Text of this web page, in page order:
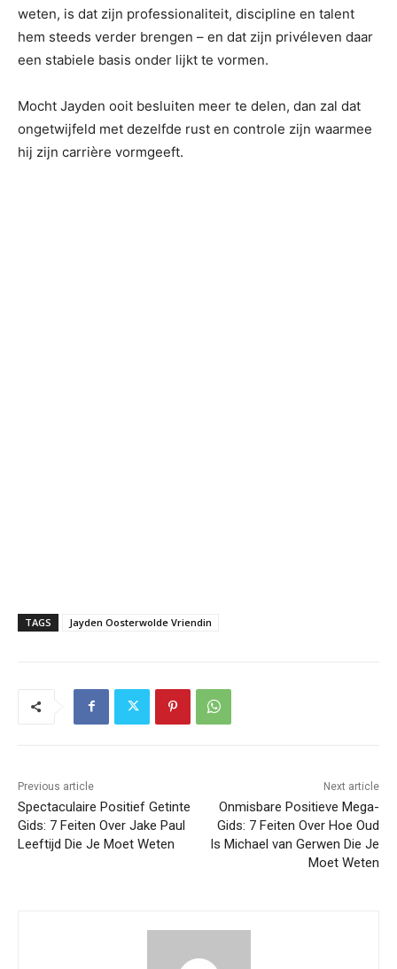
weten, is dat zijn professionaliteit, discipline en talent
hem steeds verder brengen – en dat zijn privéleven daar
een stabiele basis onder lijkt te vormen.
Mocht Jayden ooit besluiten meer te delen, dan zal dat
ongetwijfeld met dezelfde rust en controle zijn waarmee
hij zijn carrière vormgeeft.
TAGS Jayden Oosterwolde Vriendin
Previous article
Spectaculaire Positief Getinte
Gids: 7 Feiten Over Jake Paul
Leeftijd Die Je Moet Weten
Next article
Onmisbare Positieve Mega-
Gids: 7 Feiten Over Hoe Oud
Is Michael van Gerwen Die Je
Moet Weten